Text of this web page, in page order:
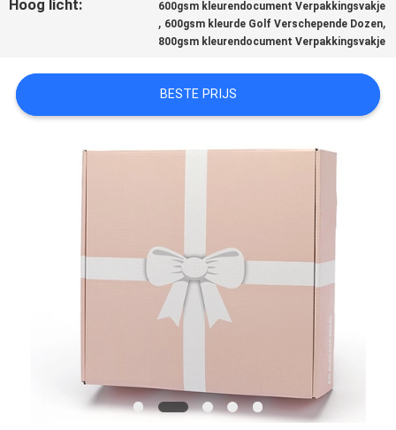
VRAAG
OFFERTE
Hoog licht: 600gsm kleurendocument Verpakkingsvakje
, 600gsm kleurde Golf Verschepende Dozen,
800gsm kleurendocument Verpakkingsvakje
BESTE PRIJS